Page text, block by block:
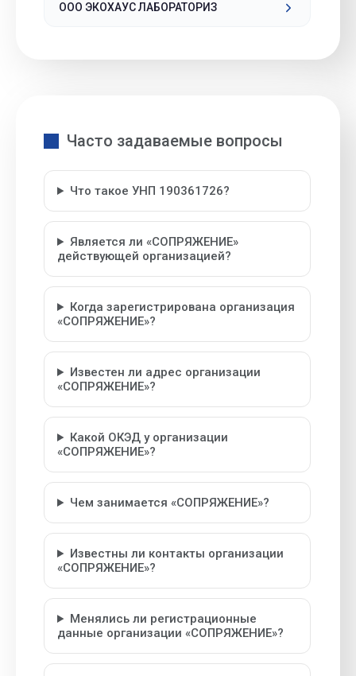
ООО ЭКОХАУС ЛАБОРАТОРИЗ
Часто задаваемые вопросы
Что такое УНП 190361726?
Является ли «СОПРЯЖЕНИЕ»
действующей организацией?
Когда зарегистрирована организация
«СОПРЯЖЕНИЕ»?
Известен ли адрес организации
«СОПРЯЖЕНИЕ»?
Какой ОКЭД у организации
«СОПРЯЖЕНИЕ»?
Чем занимается «СОПРЯЖЕНИЕ»?
Известны ли контакты организации
«СОПРЯЖЕНИЕ»?
Менялись ли регистрационные
данные организации «СОПРЯЖЕНИЕ»?